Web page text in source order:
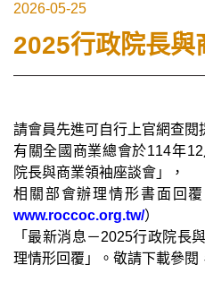
2026-05-25
2025行政院長與
請會員先進可自行上官網查閱
有關全國商業總會於114年
院長與商業領袖座談會」，
相關部會辦理情形書面回
www.roccoc.org.tw/）
「最新消息－2025行政院長
理情形回覆」。敬請下載參閱